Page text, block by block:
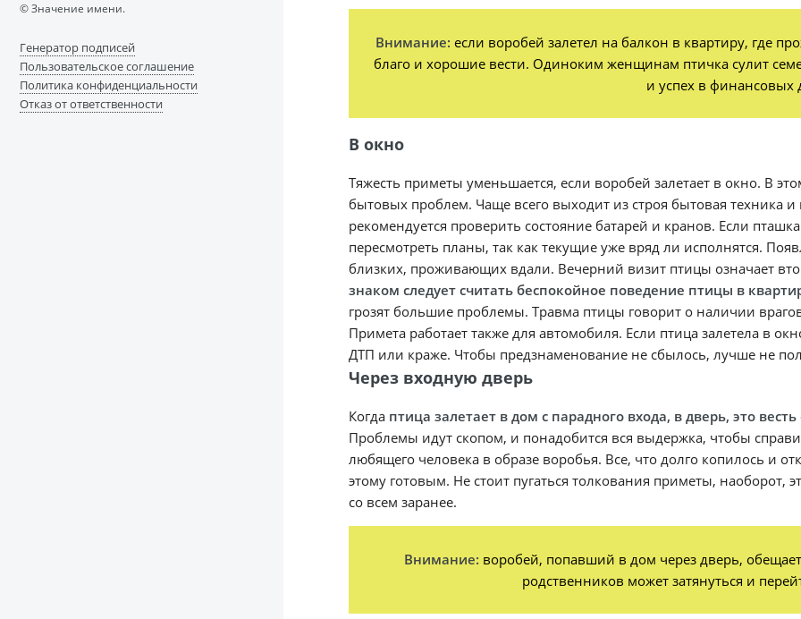
Внимание: если воробей залетел на балкон в квартиру, где
благо и хорошие вести. Одиноким женщинам птичка сулит
и успех в финансовых
В окно
Тяжесть приметы уменьшается, если воробей залетает в окно. В
бытовых проблем. Чаще всего выходит из строя бытовая техника
рекомендуется проверить состояние батарей и кранов. Если
пересмотреть планы, так как текущие уже вряд ли исполнятся.
близких, проживающих вдали. Вечерний визит птицы означает
знаком следует считать беспокойное поведение птицы в
грозят большие проблемы. Травма птицы говорит о наличии
Примета работает также для автомобиля. Если птица залетела в
ДТП или краже. Чтобы предзнаменование не сбылось, лучше не
Через входную дверь
Когда птица залетает в дом с парадного входа, в дверь, это
Проблемы идут скопом, и понадобится вся выдержка, чтобы
любящего человека в образе воробья. Все, что долго копилось и
этому готовым. Не стоит пугаться толкования приметы, наоборот,
со всем заранее.
Внимание: воробей, попавший в дом через дверь,
родственников может затянуться и
© Значение имени.
Генератор подписей
Пользовательское соглашение
Политика конфиденциальности
Отказ от ответственности